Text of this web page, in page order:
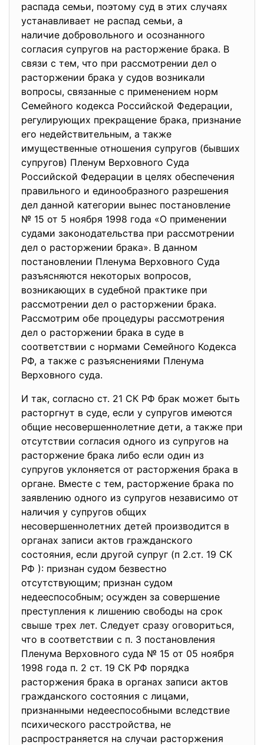
распада семьи, поэтому суд в этих случаях
устанавливает не распад семьи, а
наличие добровольного и осознанного
согласия супругов на расторжение брака. В
связи с тем, что при рассмотрении дел о
расторжении брака у судов возникали
вопросы, связанные с применением норм
Семейного кодекса Российской Федерации,
регулирующих прекращение брака, признание
его недействительным, а также
имущественные отношения супругов (бывших
супругов) Пленум Верховного Суда
Российской Федерации в целях обеспечения
правильного и единообразного разрешения
дел данной категории вынес постановление
№ 15 от 5 ноября 1998 года «О применении
судами законодательства при рассмотрении
дел о расторжении брака». В данном
постановлении Пленума Верховного Суда
разъясняются некоторых вопросов,
возникающих в судебной практике при
рассмотрении дел о расторжении брака.
Рассмотрим обе процедуры рассмотрения
дел о расторжении брака в суде в
соответствии с нормами Семейного Кодекса
РФ, а также с разъяснениями Пленума
Верховного суда.
И так, согласно ст. 21 СК РФ брак может быть
расторгнут в суде, если у супругов имеются
общие несовершеннолетние дети, а также при
отсутствии согласия одного из супругов на
расторжение брака либо если один из
супругов уклоняется от расторжения брака в
органе. Вместе с тем, расторжение брака по
заявлению одного из супругов независимо от
наличия у супругов общих
несовершеннолетних детей производится в
органах записи актов гражданского
состояния, если другой супруг (п 2.ст. 19 СК
РФ ): признан судом безвестно
отсутствующим; признан судом
недееспособным; осужден за совершение
преступления к лишению свободы на срок
свыше трех лет. Следует сразу оговориться,
что в соответствии с п. 3 постановления
Пленума Верховного суда № 15 от 05 ноября
1998 года п. 2 ст. 19 СК РФ порядка
расторжения брака в органах записи актов
гражданского состояния с лицами,
признанными недееспособными вследствие
психического расстройства, не
распространяется на случаи расторжения